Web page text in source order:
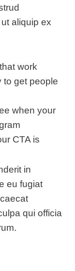
aliquip ex
work
to get people
when your
CTA is
in
eu fugiat
qui officia